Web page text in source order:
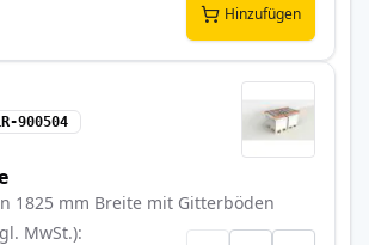
Hinzufügen
900504
1825 mm Breite mit Gitterböden
MwSt.)